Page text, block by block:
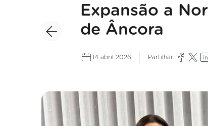
Expansão a
de Âncora
14 abril 2026 Partilhar: